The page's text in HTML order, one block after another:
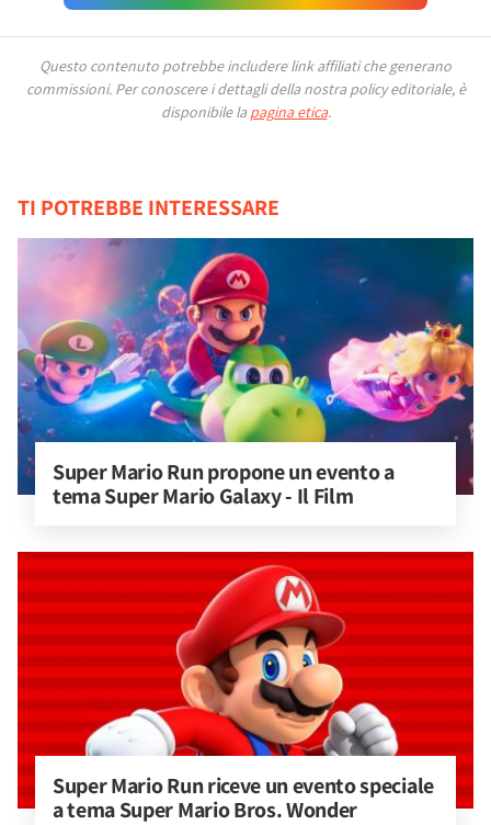
Questo contenuto potrebbe includere link affiliati che generano
commissioni. Per conoscere i dettagli della nostra policy editoriale, è
disponibile la pagina etica.
TI POTREBBE INTERESSARE
Super Mario Run propone un evento a
tema Super Mario Galaxy - Il Film
Super Mario Run riceve un evento speciale
a tema Super Mario Bros. Wonder